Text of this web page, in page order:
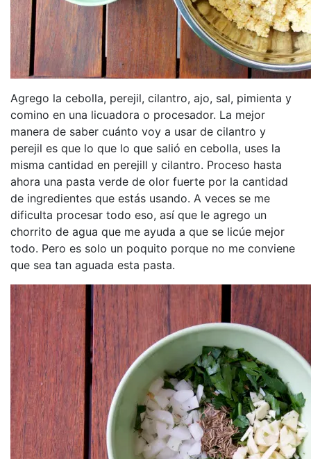
Agrego la cebolla, perejil, cilantro, ajo, sal, pimienta y
comino en una licuadora o procesador. La mejor
manera de saber cuánto voy a usar de cilantro y
perejil es que lo que lo que salió en cebolla, uses la
misma cantidad en perejill y cilantro. Proceso hasta
ahora una pasta verde de olor fuerte por la cantidad
de ingredientes que estás usando. A veces se me
dificulta procesar todo eso, así que le agrego un
chorrito de agua que me ayuda a que se licúe mejor
todo. Pero es solo un poquito porque no me conviene
que sea tan aguada esta pasta.